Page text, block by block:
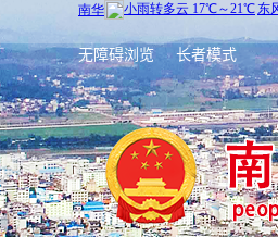
无障碍浏览 长者模式